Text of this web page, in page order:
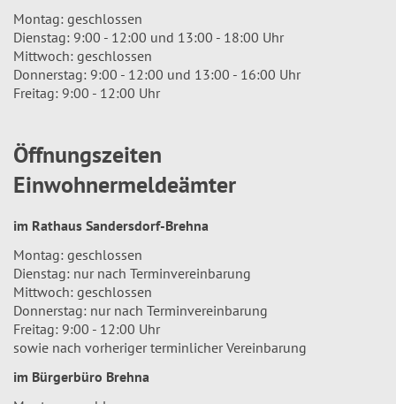
Montag: geschlossen
Dienstag: 9:00 - 12:00 und 13:00 - 18:00 Uhr
Mittwoch: geschlossen
Donnerstag: 9:00 - 12:00 und 13:00 - 16:00 Uhr
Freitag: 9:00 - 12:00 Uhr
Öffnungszeiten
Einwohnermeldeämter
im Rathaus Sandersdorf-Brehna
Montag: geschlossen
Dienstag: nur nach Terminvereinbarung
Mittwoch: geschlossen
Donnerstag: nur nach Terminvereinbarung
Freitag: 9:00 - 12:00 Uhr
sowie nach vorheriger terminlicher Vereinbarung
im Bürgerbüro Brehna